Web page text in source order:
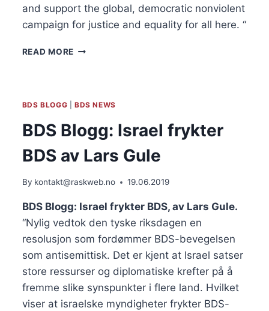
and support the global, democratic nonviolent
campaign for justice and equality for all here. “
READ MOREBDS
PROCESS
TO
TRUE
SOLIDARITY
THE
OPPRESSED
PALESTINIAN
PEOPLE.
BY
OFER
BDS BLOGG BDS NEWS
BDS Blogg: Israel frykter
BDS av Lars Gule
By kontakt@raskweb.no 19.06.2019
BDS Blogg: Israel frykter BDS, av Lars Gule.
“Nylig vedtok den tyske riksdagen en
resolusjon som fordømmer BDS-bevegelsen
som antisemittisk. Det er kjent at Israel satser
store ressurser og diplomatiske krefter på å
fremme slike synspunkter i flere land. Hvilket
viser at israelske myndigheter frykter BDS-